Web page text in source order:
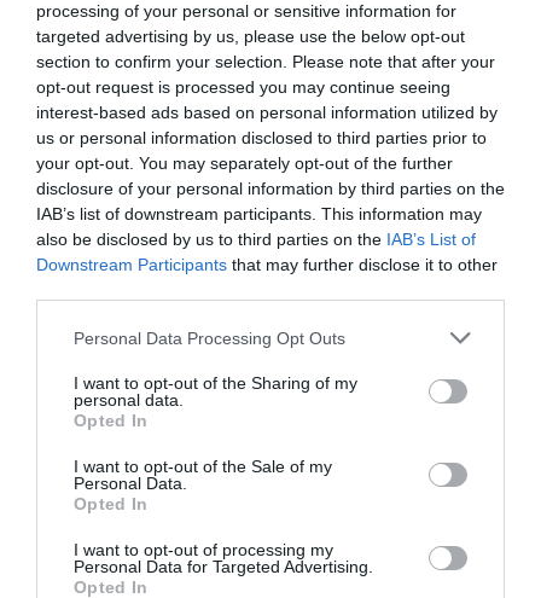
processing of your personal or sensitive information for
targeted advertising by us, please use the below opt-out
section to confirm your selection. Please note that after your
opt-out request is processed you may continue seeing
interest-based ads based on personal information utilized by
us or personal information disclosed to third parties prior to
your opt-out. You may separately opt-out of the further
disclosure of your personal information by third parties on the
IAB’s list of downstream participants. This information may
also be disclosed by us to third parties on the IAB’s List of
Downstream Participants that may further disclose it to other
Personal Data Processing Opt Outs
I want to opt-out of the Sharing of my
personal data.
Opted In
I want to opt-out of the Sale of my
Personal Data.
Opted In
I want to opt-out of processing my
Personal Data for Targeted Advertising.
Opted In